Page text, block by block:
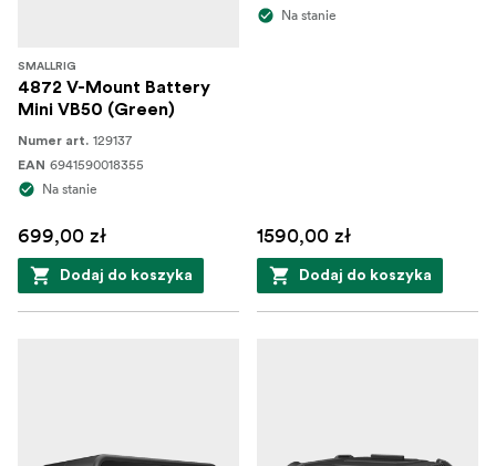
SMALLRIG
4872 V-Mount Battery
Mini VB50 (Green)
Numer art. 129137
EAN 6941590018355
Na stanie
699,00 zł
Dodaj do koszyka
Na stanie
1590,00 zł
Dodaj do koszyka